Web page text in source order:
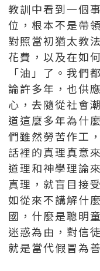
教訓中看到一個
位，根本不是帶
對照當初猶太教
花費，以及在如
「油」了。我們
論許多年，也供
心，去隨從社會
道這麼多年為什
們雖然勞苦作工
話裡的真理真意
道理和神學理論
真理，就盲目接
如從來不講解什
國，什麼是聰明
迷惑為由，對信
就是當代假冒為